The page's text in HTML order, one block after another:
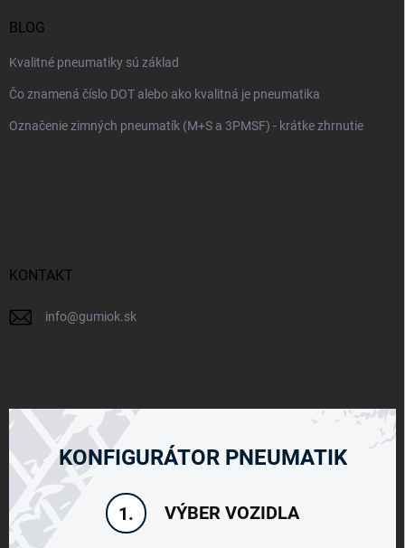
BLOG
Kvalitné pneumatiky sú základ
Čo znamená číslo DOT alebo ako kvalitná je pneumatika
Označenie zimných pneumatík (M+S a 3PMSF) - krátke zhrnutie
KONTAKT
info@gumiok.sk
KONFIGURÁTOR PNEUMATIK
1. VÝBER VOZIDLA